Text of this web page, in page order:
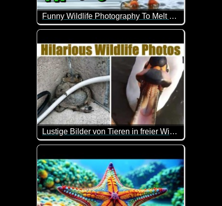
Funny Wildlife Photography To Melt Your Heart
Super schöne und auch lustige Bilder von Tieren
Lustige Bilder von Tieren in freier Wildbahn
Die Texte sind zwar in Englisch, aber die schönen